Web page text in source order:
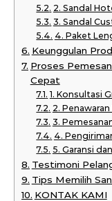
2. Sandal
3. Sandal
4. Paket
Keunggulan
Proses
Cepat
1. Konsultasi
2.
3.
4.
5. Garansi
Testimoni
Tips Memilih
KONTAK KAMI